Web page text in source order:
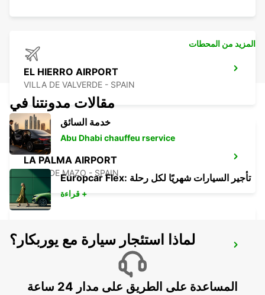
EL HIERRO AIRPORT
VILLA DE VALVERDE - SPAIN
LA PALMA AIRPORT
VILLA DE MAZO - SPAIN
GRAN CANARIA AIRPORT
المزيد من المحطات
مقالات مدونتنا في
خدمة السائق
Abu Dhabi chauffeu rservice
Europcar Flex: تأجير السيارات شهريًا لكل رحلة
قراءة +
لماذا استئجار سيارة مع يوربكار؟
المساعدة على الطريق على مدار 24 ساعة